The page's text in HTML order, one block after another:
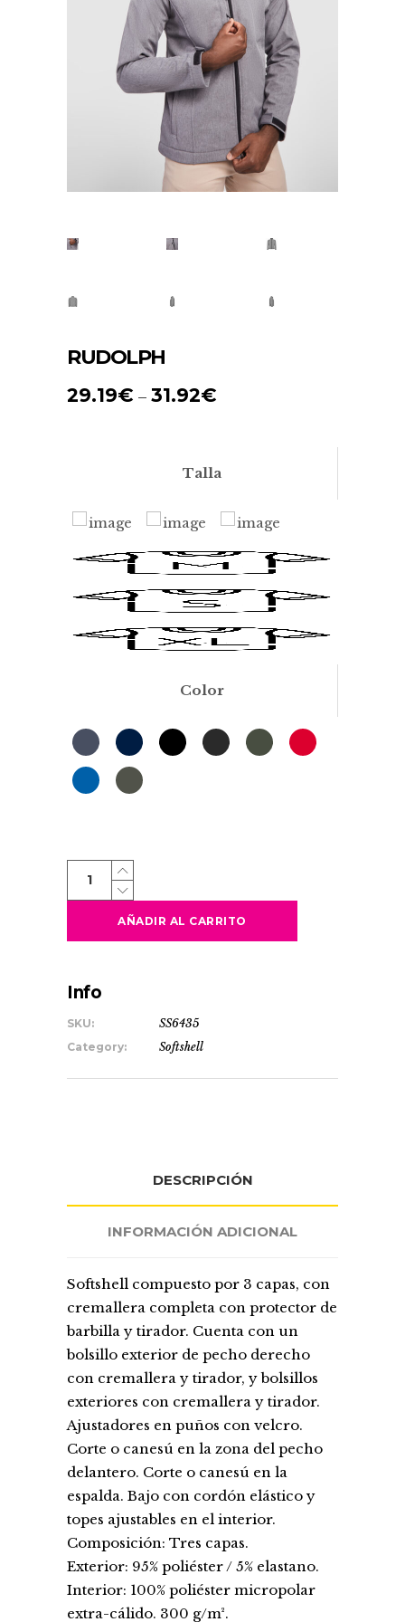
RUDOLPH
29.19€ – 31.92€
Talla
Color
RUDOLPH
quantity
AÑADIR AL CARRITO
Info
SKU:
SS6435
Category:
Softshell
DESCRIPCIÓN
INFORMACIÓN ADICIONAL
Softshell compuesto por 3 capas, con
cremallera completa con protector de
barbilla y tirador. Cuenta con un
bolsillo exterior de pecho derecho
con cremallera y tirador, y bolsillos
exteriores con cremallera y tirador.
Ajustadores en puños con velcro.
Corte o canesú en la zona del pecho
delantero. Corte o canesú en la
espalda. Bajo con cordón elástico y
topes ajustables en el interior.
Composición: Tres capas.
Exterior: 95% poliéster / 5% elastano.
Interior: 100% poliéster micropolar
extra-cálido. 300 g/m².